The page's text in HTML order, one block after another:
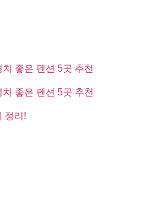
좋은 펜션 5곳 추천
좋은 펜션 5곳 추천
정리!